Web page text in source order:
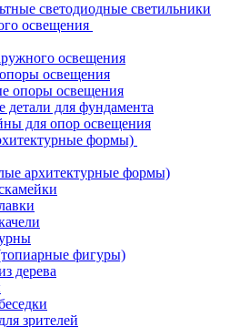
светодиодные светильники
освещения
освещения
освещения
опоры освещения
детали для фундамента
для опор освещения
формы)
архитектурные формы)
фигуры)
дерева
зрителей